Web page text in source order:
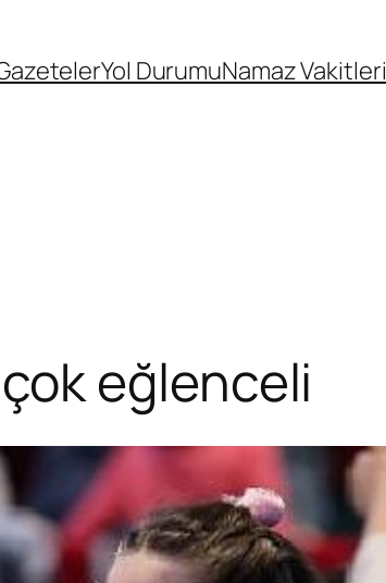
Yol DurumuNamaz Vakitleri
eğlenceli